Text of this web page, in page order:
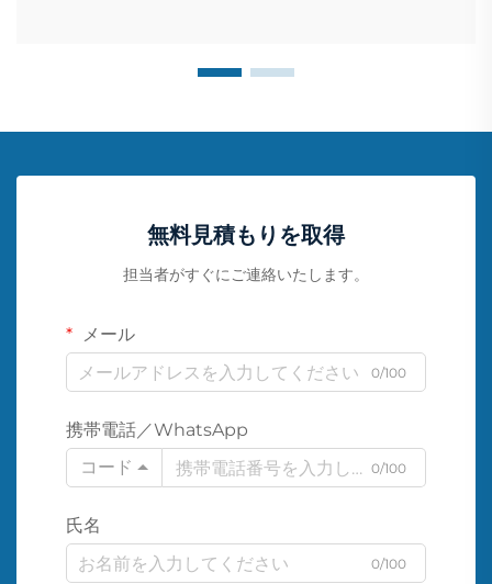
無料見積もりを取得
担当者がすぐにご連絡いたします。
メール
0/100
携帯電話／WhatsApp
コード
0/100
氏名
0/100